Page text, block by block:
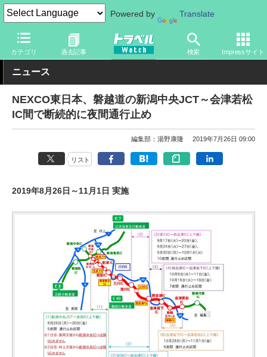
Powered by Translate
カテゴリ 過去記事 検索 Impressサイト
トラベル Watch 旅の方法 クルマ旅 高速道路
ニュース
NEXCO東日本、磐越道の新潟中央JCT～会津若松
IC間で断続的に夜間通行止め
編集部：湯野康隆 2019年7月26日 09:00
リスト
2019年8月26日～11月1日 実施